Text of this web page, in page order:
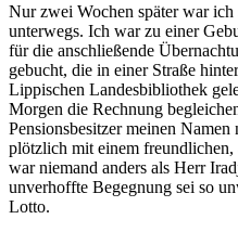
Nur zwei Wochen später war
unterwegs. Ich war zu einer
für die anschließende
gebucht, die in einer Straße
Lippischen Landesbibliothek
Morgen die Rechnung
Pensionsbesitzer meinen Namen
plötzlich mit einem
war niemand anders als Herr
unverhoffte Begegnung sei so
Lotto.